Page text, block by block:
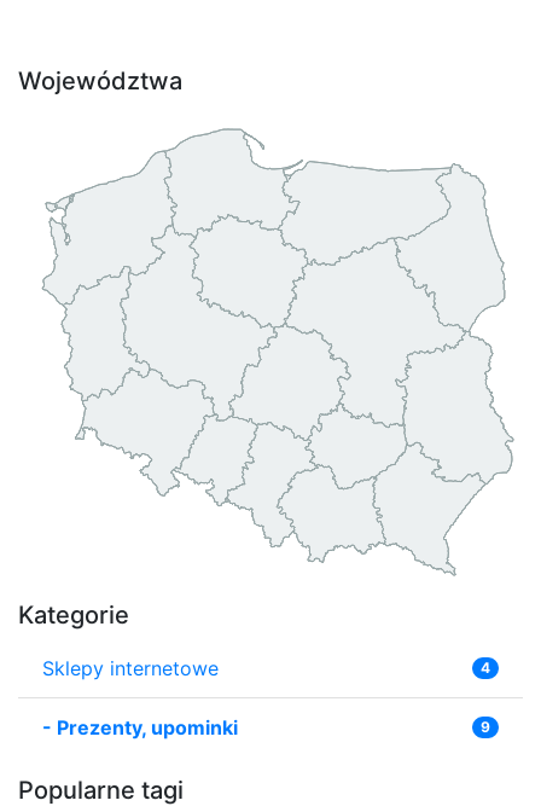
Województwa
Kategorie
Sklepy internetowe 4
- Prezenty, upominki 9
Popularne tagi